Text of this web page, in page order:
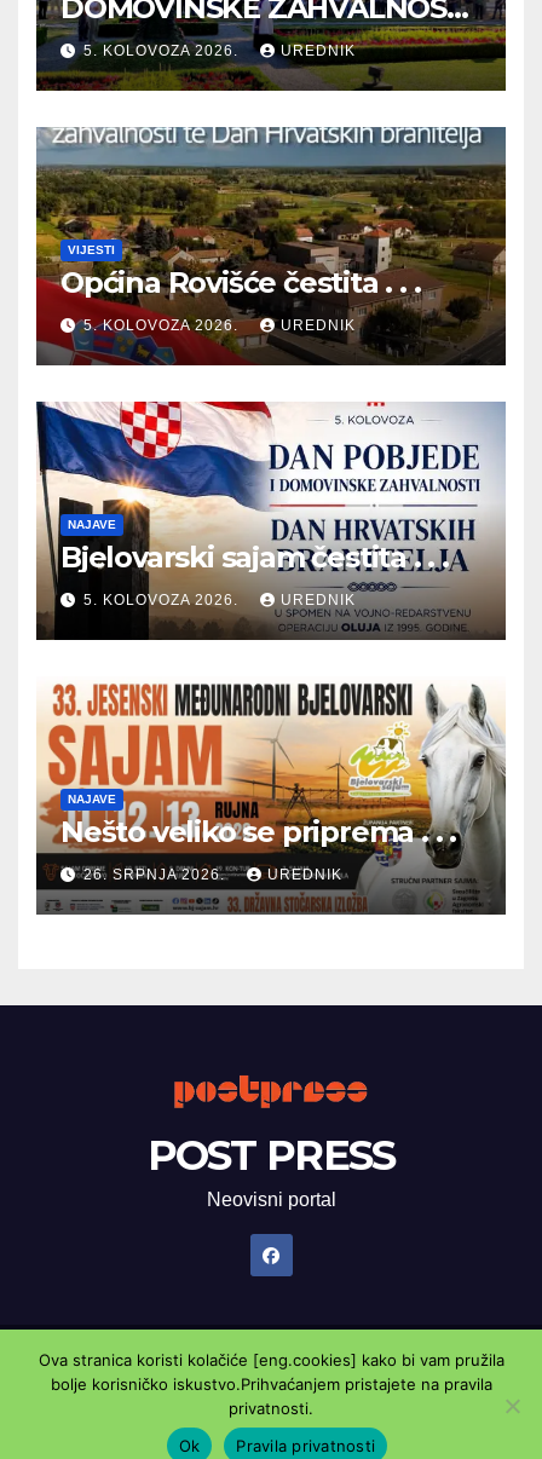
DOMOVINSKE ZAHVALNOSTI
TE DAN HRVATSKIH
BRANITELJA
5. KOLOVOZA 2026. UREDNIK
VIJESTI
Općina Rovišće čestita . . .
5. KOLOVOZA 2026. UREDNIK
NAJAVE
Bjelovarski sajam čestita . . .
5. KOLOVOZA 2026. UREDNIK
NAJAVE
Nešto veliko se priprema . . .
26. SRPNJA 2026. UREDNIK
POST PRESS
Neovisni portal
Proudly powered by WordPress| Theme: Newsup byThemeansar.
Marketing oglasnik Kontaktirajte nasPravila privatnosti
Ova stranica koristi kolačiće [eng.cookies] kako bi vam pružila
bolje korisničko iskustvo.Prihvaćanjem pristajete na pravila
privatnosti.
Ok
Pravila privatnosti